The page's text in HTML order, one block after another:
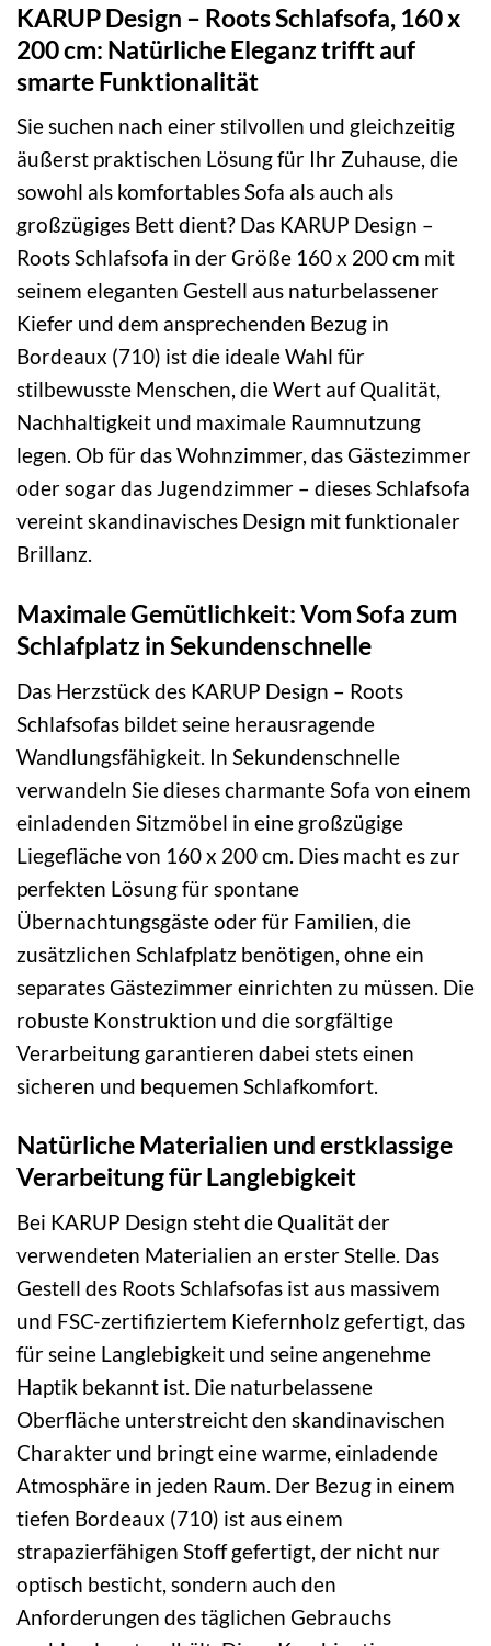
KARUP Design – Roots Schlafsofa, 160 x
200 cm: Natürliche Eleganz trifft auf
smarte Funktionalität
Sie suchen nach einer stilvollen und gleichzeitig
äußerst praktischen Lösung für Ihr Zuhause, die
sowohl als komfortables Sofa als auch als
großzügiges Bett dient? Das KARUP Design –
Roots Schlafsofa in der Größe 160 x 200 cm mit
seinem eleganten Gestell aus naturbelassener
Kiefer und dem ansprechenden Bezug in
Bordeaux (710) ist die ideale Wahl für
stilbewusste Menschen, die Wert auf Qualität,
Nachhaltigkeit und maximale Raumnutzung
legen. Ob für das Wohnzimmer, das Gästezimmer
oder sogar das Jugendzimmer – dieses Schlafsofa
vereint skandinavisches Design mit funktionaler
Brillanz.
Maximale Gemütlichkeit: Vom Sofa zum
Schlafplatz in Sekundenschnelle
Das Herzstück des KARUP Design – Roots
Schlafsofas bildet seine herausragende
Wandlungsfähigkeit. In Sekundenschnelle
verwandeln Sie dieses charmante Sofa von einem
einladenden Sitzmöbel in eine großzügige
Liegefläche von 160 x 200 cm. Dies macht es zur
perfekten Lösung für spontane
Übernachtungsgäste oder für Familien, die
zusätzlichen Schlafplatz benötigen, ohne ein
separates Gästezimmer einrichten zu müssen. Die
robuste Konstruktion und die sorgfältige
Verarbeitung garantieren dabei stets einen
sicheren und bequemen Schlafkomfort.
Natürliche Materialien und erstklassige
Verarbeitung für Langlebigkeit
Bei KARUP Design steht die Qualität der
verwendeten Materialien an erster Stelle. Das
Gestell des Roots Schlafsofas ist aus massivem
und FSC-zertifiziertem Kiefernholz gefertigt, das
für seine Langlebigkeit und seine angenehme
Haptik bekannt ist. Die naturbelassene
Oberfläche unterstreicht den skandinavischen
Charakter und bringt eine warme, einladende
Atmosphäre in jeden Raum. Der Bezug in einem
tiefen Bordeaux (710) ist aus einem
strapazierfähigen Stoff gefertigt, der nicht nur
optisch besticht, sondern auch den
Anforderungen des täglichen Gebrauchs